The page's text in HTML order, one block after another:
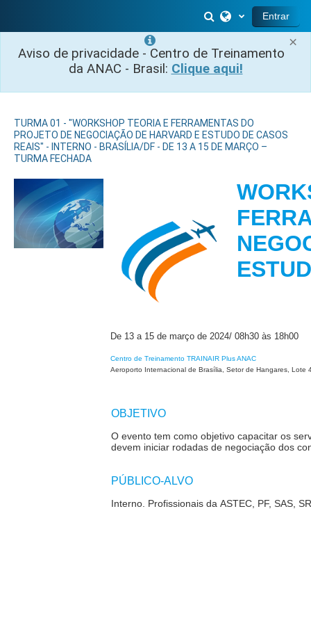
×
Aviso de privacidade - Centro de Treinamento
da ANAC - Brasil: Clique aqui!
Alternar entrada
Entrar
TURMA 01 - "WORKSHOP TEORIA E FERRAMENTAS DO
PROJETO DE NEGOCIAÇÃO DE HARVARD E ESTUDO DE CASOS
REAIS" - INTERNO - BRASÍLIA/DF - DE 13 A 15 DE MARÇO –
TURMA FECHADA
De 13 a 15 de março de 2024/ 08h30 às 18h00
Centro de Treinamento TRAINAIR Plus ANAC
Aeroporto Internacional de Brasília, Setor de Hangares, Lote
OBJETIVO
O evento tem como objetivocapacitar os
devem iniciar rodadas de negociação dos
PÚBLICO-ALVO
Interno. Profissionais daASTEC, PF, SAS,